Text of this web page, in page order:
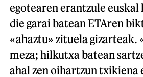
egotearen erantzule
die garai batean ETAren
«ahaztu» zituela
meza; hilkutxa batean
ahal zen oihartzun txikiena